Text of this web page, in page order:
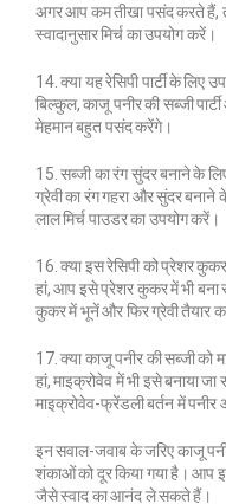
अगर आप कम तीखा पसंद करते हैं,
स्वादानुसार मिर्च का उपयोग करें।
14. क्या यह रेसिपी पार्टी के लिए
बिल्कुल, काजू पनीर की सब्जी
मेहमान बहुत पसंद करेंगे।
15. सब्जी का रंग सुंदर बनाने के
ग्रेवी का रंग गहरा और सुंदर बनाने
लाल मिर्च पाउडर का उपयोग करें।
16. क्या इस रेसिपी को प्रेशर
हां, आप इसे प्रेशर कुकर में भी
कुकर में भूनें और फिर ग्रेवी तैयार
17. क्या काजू पनीर की सब्जी को
हां, माइक्रोवेव में भी इसे बनाया
माइक्रोवेव-फ्रेंडली बर्तन में पनीर
इन सवाल-जवाब के जरिए काजू
शंकाओं को दूर किया गया है। आप
जैसे स्वाद का आनंद ले सकते हैं।